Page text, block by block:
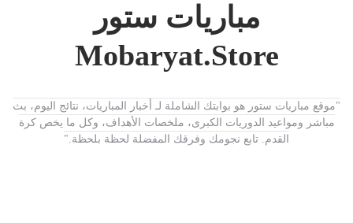
مباريات ستور
Mobaryat.Store
"موقع مباريات ستور هو بوابتك الشاملة لـ أخبار المباريات، نتائج اليوم، بث
مباشر ومواعيد الدوريات الكبرى، ملخصات الأهداف، وكل ما يخص كرة
القدم. تابع نجومك وفرقك المفضلة لحظة بلحظة."